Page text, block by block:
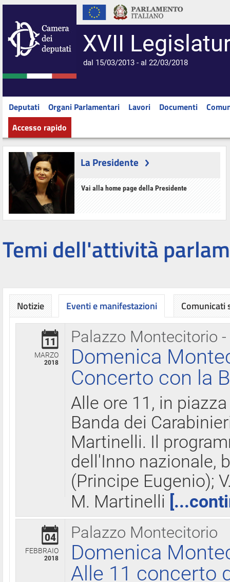
XVII
dal 15/03/2013 - al 22/03/2018
Deputati Organi Parlamentari Lavori Documenti
Accesso rapido
La Presidente
Vai alla home page della Presidente
Temi dell'attività
Notizie Eventi e manifestazioni
Palazzo Montecitorio
11
MARZO
2018
Domenica
Concerto con la
Alle ore 11, in
Banda dei
Martinelli. Il
dell'Inno nazionale,
(Principe Eugenio);
M. Martinelli
Palazzo Montecitorio
04
FEBBRAIO
2018
Domenica
Alle 11 concerto
Comunicati